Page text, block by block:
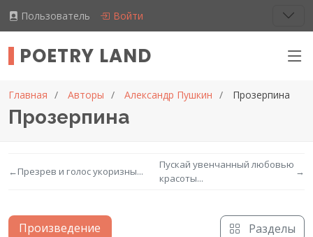
Пользователь Войти
POETRY LAND
Главная Авторы Александр Пушкин Прозерпина
Прозерпина
←Презрев и голос укоризны...
Пускай увенчанный любовью
красоты...
→
Произведение Разделы